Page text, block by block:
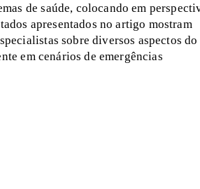
de saúde, colocando em
apresentados no artigo mostram
sobre diversos aspectos do
em cenários de emergências